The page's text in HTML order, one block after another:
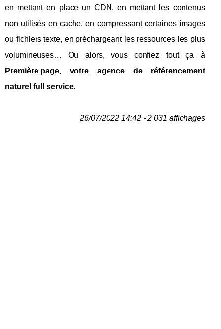
en mettant en place un CDN, en mettant les contenus
non utilisés en cache, en compressant certaines images
ou fichiers texte, en préchargeant les ressources les plus
volumineuses… Ou alors, vous confiez tout ça à
Première.page, votre agence de référencement
naturel full service.
26/07/2022 14:42 - 2 031 affichages